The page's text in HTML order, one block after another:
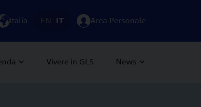
Italia EN IT Area Personale
Vivere in GLS News